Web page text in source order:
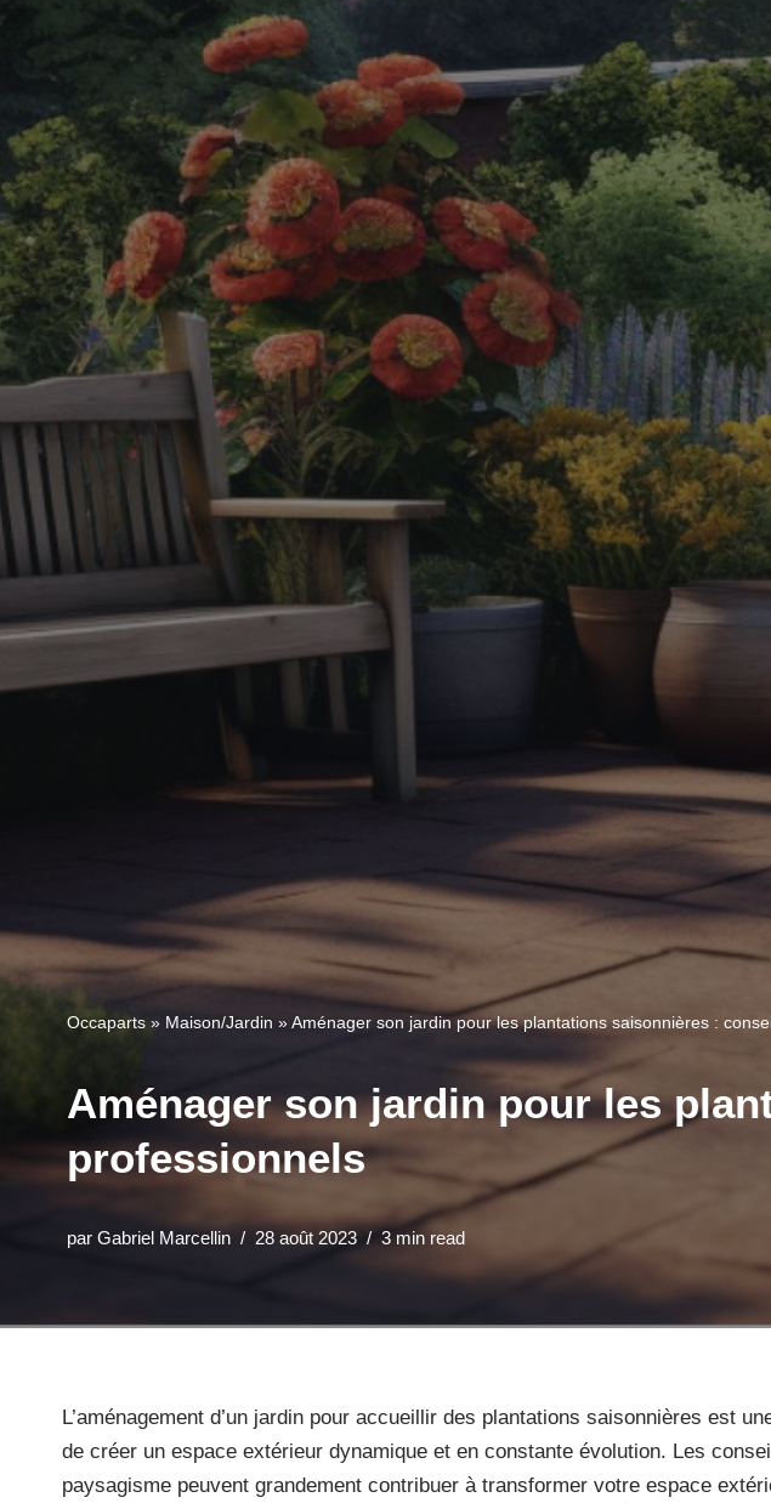
Occaparts » Maison/Jardin »Aménager son jardin pour les plantations saisonnières :
Aménager son jardin pour les
professionnels
par Gabriel Marcellin 28 août 2023 3 min read
L’aménagement d’un jardin pour accueillir des plantations saisonnières est
de créer un espace extérieur dynamique et en constante évolution. Les
paysagisme peuvent grandement contribuer à transformer votre espace